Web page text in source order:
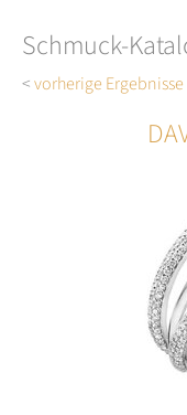
Schmuck-
<vorherige Ergebnisse